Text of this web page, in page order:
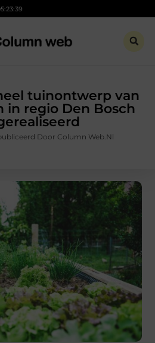
tuinontwerp van
in regio Den Bosch
Door Column Web.nl